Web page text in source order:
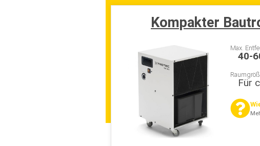
Kompakter
Max.
40-
Für